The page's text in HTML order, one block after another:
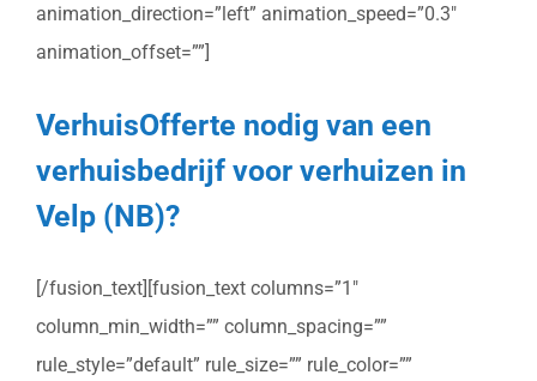
animation_direction=”left” animation_speed=”0.3″
animation_offset=””]
VerhuisOfferte nodig van een
verhuisbedrijf voor verhuizen in
Velp (NB)?
[/fusion_text][fusion_text columns=”1″
column_min_width=”” column_spacing=””
rule_style=”default” rule_size=”” rule_color=””